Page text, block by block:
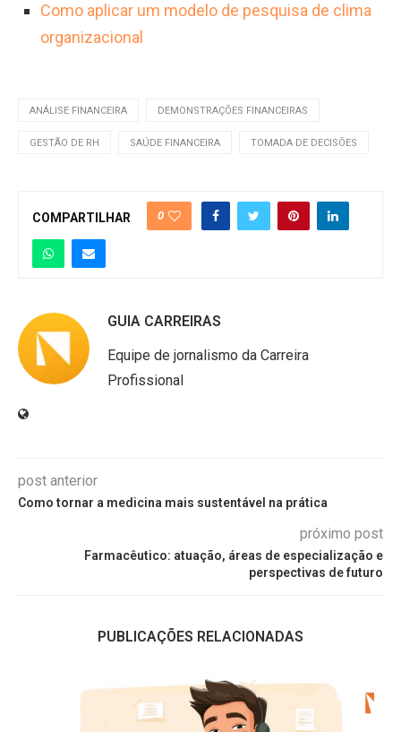
Como aplicar um modelo de pesquisa de clima
organizacional
ANÁLISE FINANCEIRA DEMONSTRAÇÕES FINANCEIRAS
GESTÃO DE RH SAÚDE FINANCEIRA TOMADA DE DECISÕES
COMPARTILHAR 0
GUIA CARREIRAS
Equipe de jornalismo da Carreira
Profissional
post anterior
Como tornar a medicina mais sustentável na prática
próximo post
Farmacêutico: atuação, áreas de especialização e
perspectivas de futuro
PUBLICAÇÕES RELACIONADAS